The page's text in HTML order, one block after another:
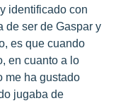
identificado con
de ser de Gaspar y
es que cuando
en cuanto a lo
me ha gustado
jugaba de